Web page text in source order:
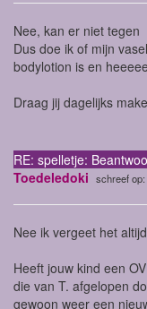
Nee, kan er niet tegen
Dus doe ik of mijn
bodylotion is en
Draag jij dagelijks
RE: spelletje:
Toedeledoki schreef
Nee ik vergeet het altijd
Heeft jouw kind een
die van T. afgelopen
gewoon weer een